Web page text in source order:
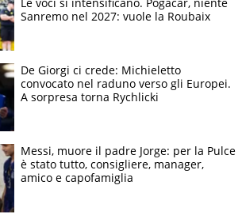
Le voci si intensificano. Pogacar, niente
Sanremo nel 2027: vuole la Roubaix
De Giorgi ci crede: Michieletto
convocato nel raduno verso gli Europei.
A sorpresa torna Rychlicki
Messi, muore il padre Jorge: per la Pulce
è stato tutto, consigliere, manager,
amico e capofamiglia